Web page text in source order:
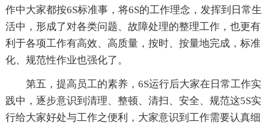
作中大家都按6S标准事，将6S的工作理念，发挥到日常生
活中，形成了对各类问题、故障处理的整理工作，也更有
利于各项工作有高效、高质量，按时、按量地完成，标准
化、规范性作业也强化了。
第五，提高员工的素养，6S运行后大家在日常工作实
践中，逐步意识到清理、整顿、清扫、安全、规范这5S实
行给大家好处与工作之便利，大家意识到工作需要认真细